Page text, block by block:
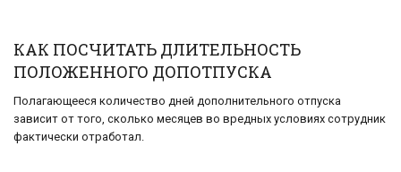
КАК ПОСЧИТАТЬ ДЛИТЕЛЬНОСТЬ
ПОЛОЖЕННОГО ДОПОТПУСКА
Полагающееся количество дней дополнительного отпуска
зависит от того, сколько месяцев во вредных условиях сотрудник
фактически отработал.